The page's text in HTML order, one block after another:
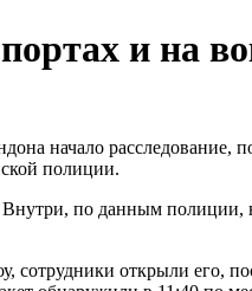
и на
начало расследование,
полиции.
по данным
открыли его,